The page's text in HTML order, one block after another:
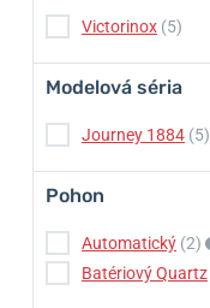
Victorinox (5)
Modelová séria
Journey 1884 (5)
Pohon
Automatický (2)
Batériový Quartz